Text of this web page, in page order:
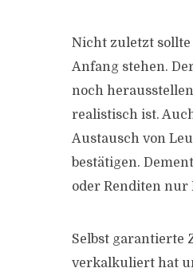
Nicht zuletzt sollte
Anfang stehen.
noch
realistisch ist.
Austausch von
bestätigen.
oder Renditen nur
Selbst garantierte
verkalkuliert hat